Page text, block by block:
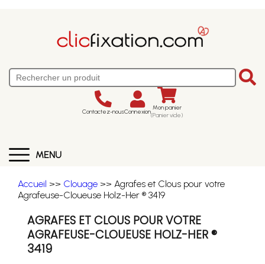
Contactez-nousConnexion Mon panier
(Panier vide)
MENU
Accueil >> Clouage >> Agrafes et Clous pour votre
Agrafeuse-Cloueuse Holz-Her ® 3419
AGRAFES ET CLOUS POUR VOTRE
AGRAFEUSE-CLOUEUSE HOLZ-HER ®
3419